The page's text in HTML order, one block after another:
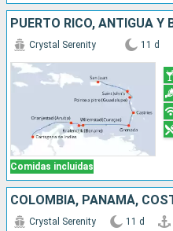
Comidas incluidas
Crystal Serenity 11 d
Crystal Serenity 11 d